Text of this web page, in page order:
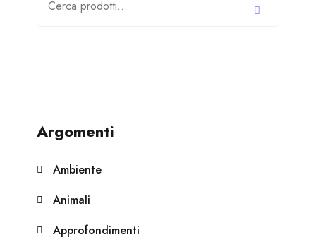
Argomenti
Ambiente
Animali
Approfondimenti